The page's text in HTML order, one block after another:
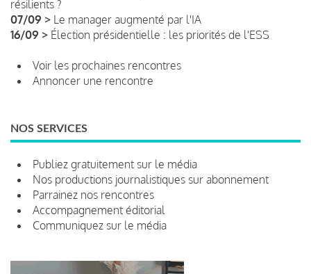
résilients ?
07/09 > Le manager augmenté par l'IA
16/09 > Élection présidentielle : les priorités de l'ESS
Voir les prochaines rencontres
Annoncer une rencontre
NOS SERVICES
Publiez gratuitement sur le média
Nos productions journalistiques sur abonnement
Parrainez nos rencontres
Accompagnement éditorial
Communiquez sur le média